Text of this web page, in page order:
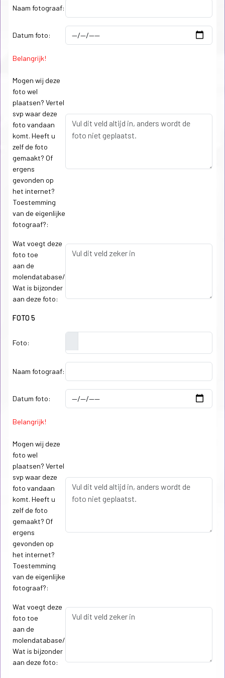
Naam fotograaf:
Datum foto:
Belangrijk!
Mogen wij deze
foto wel
plaatsen? Vertel
svp waar deze
foto vandaan
komt. Heeft u
zelf de foto
gemaakt? Of
ergens
gevonden op
het internet?
Toestemming
van de eigenlijke
fotograaf?:
Wat voegt deze
foto toe
aan de
molendatabase/
Wat is bijzonder
aan deze foto:
FOTO 5
Foto:
Naam fotograaf:
Datum foto:
Belangrijk!
Mogen wij deze
foto wel
plaatsen? Vertel
svp waar deze
foto vandaan
komt. Heeft u
zelf de foto
gemaakt? Of
ergens
gevonden op
het internet?
Toestemming
van de eigenlijke
fotograaf?:
Wat voegt deze
foto toe
aan de
molendatabase/
Wat is bijzonder
aan deze foto: